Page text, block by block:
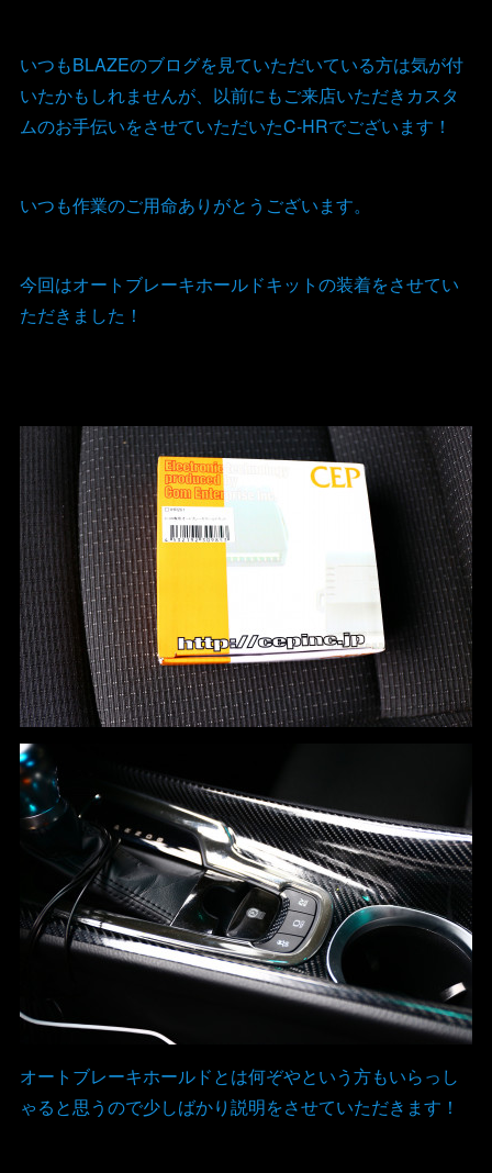
いつもBLAZEのブログを見ていただいている方は気が付
いたかもしれませんが、以前にもご来店いただきカスタ
ムのお手伝いをさせていただいたC-HRでございます！
いつも作業のご用命ありがとうございます。
今回はオートブレーキホールドキットの装着をさせてい
ただきました！
オートブレーキホールドとは何ぞやという方もいらっし
ゃると思うので少しばかり説明をさせていただきます！